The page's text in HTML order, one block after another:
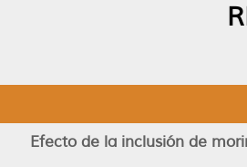
Efecto de la inclusión de